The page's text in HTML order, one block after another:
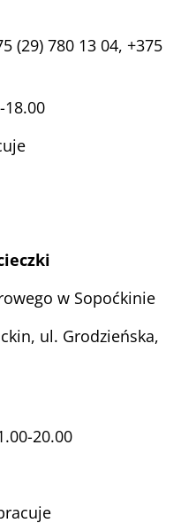
(29) 780 13 04, +375
18.00
w Sopoćkinie
ul. Grodzieńska,
20.00